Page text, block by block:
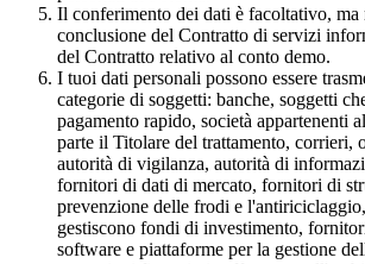
Il conferimento dei dati è facoltativo, ma
conclusione del Contratto di servizi
del Contratto relativo al conto demo.
I tuoi dati personali possono essere
categorie di soggetti: banche, soggetti
pagamento rapido, società appartenenti
parte il Titolare del trattamento, corrieri,
autorità di vigilanza, autorità di
fornitori di dati di mercato, fornitori di
prevenzione delle frodi e
gestiscono fondi di investimento,
software e piattaforme per la gestione